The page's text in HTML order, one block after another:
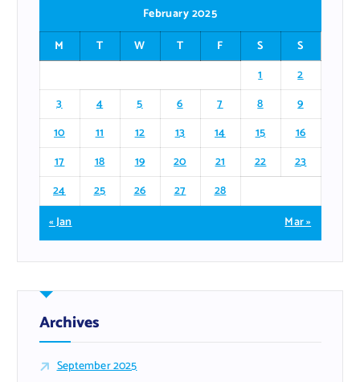
February 2025
M
T W T F S
S
1
2
3
4 5 6 7 8
9
10
11 12 13 14 15
16
17
18 19 20 21 22
23
24
25 26 27
28
« Jan
Mar »
Archives
September 2025